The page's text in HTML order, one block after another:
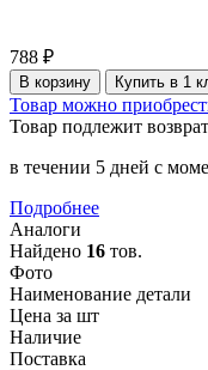
788 ₽
В корзину Купить в 1
Товар можно
Товар подлежит
в течении 5 дней с
Подробнее
Аналоги
Найдено 16 тов.
Фото
Наименование детали
Цена за шт
Наличие
Поставка